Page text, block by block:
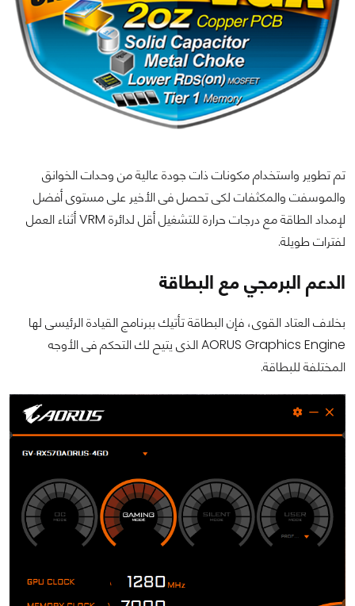
تم تطوير واستخدام مكونات ذات جودة عالية من وحدات الخوانق
والموسفت والمكثفات لكى تحصل فى الأخير على مستوى أفضل
لإمداد الطاقة مع درجات حرارة للتشغيل أقل لدائرة VRM أثناء العمل
لفترات طويلة.
الدعم البرمجي مع البطاقة
بخلاف العتاد القوى، فإن البطاقة تأتيك ببرنامج القيادة الرئيسى لها
AORUS Graphics Engine الذى يتيح لك التحكم فى الأوجه
المختلفة للبطاقة.